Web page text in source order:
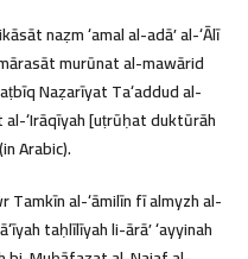
murūnat al-mawārid
Naẓarīyat Taʻaddud al-
ʻIrāqīyah [uṭrūḥat duktūrāh
Arabic).
Tamkīn al-ʻāmilīn fī almyzh al-
taḥlīlīyah li-ārāʼ ʻayyinah